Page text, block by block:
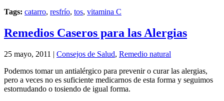
Tags: catarro, resfrío, tos, vitamina C
Remedios Caseros para las Alergias
25 mayo, 2011 | Consejos de Salud, Remedio natural
Podemos tomar un antialérgico para prevenir o curar las alergias,
pero a veces no es suficiente medicarnos de esta forma y seguimos
estornudando o tosiendo de igual forma.